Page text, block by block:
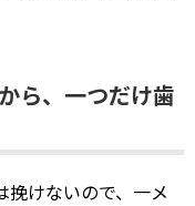
ら、一つだけ歯
挽けないので、一メ